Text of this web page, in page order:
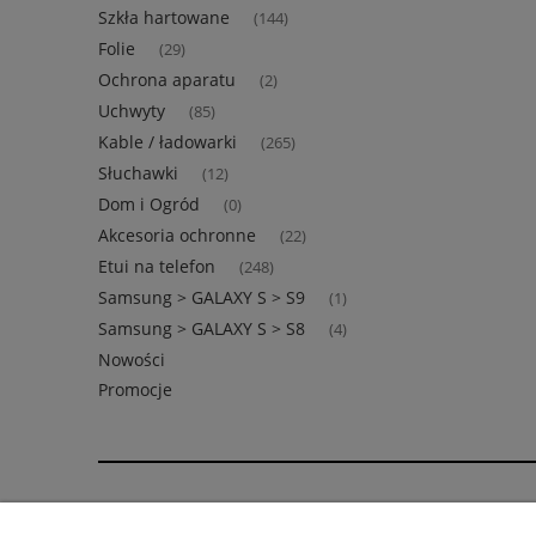
Szkła hartowane (144)
Folie (29)
Ochrona aparatu (2)
Uchwyty (85)
Kable / ładowarki (265)
Słuchawki (12)
Dom i Ogród (0)
Akcesoria ochronne (22)
Etui na telefon (248)
Samsung > GALAXY S > S9 (1)
Samsung > GALAXY S > S8 (4)
Nowości
Promocje